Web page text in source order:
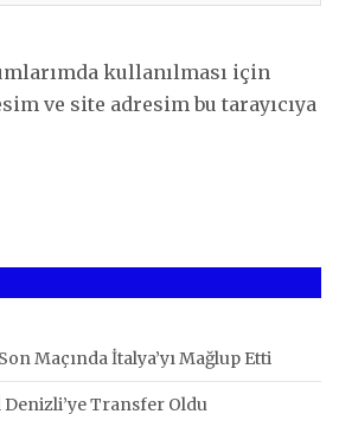
kullanılması için
ve site adresim bu tarayıcıya
Maçında İtalya’yı Mağlup Etti
Denizli’ye Transfer Oldu